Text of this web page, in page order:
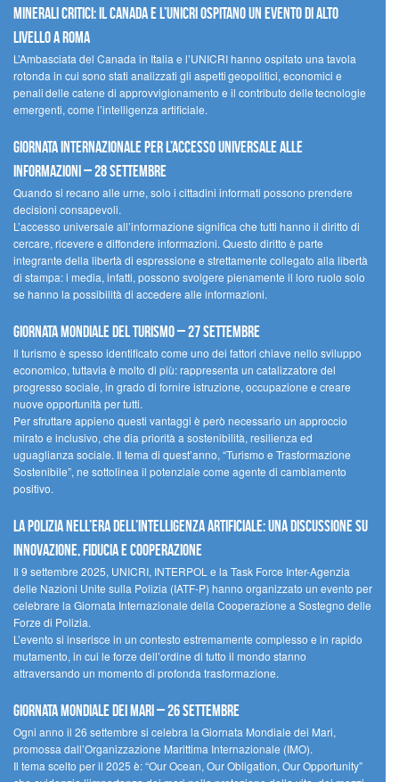
minerali critici: il Canada e l’UNICRI ospitano un evento di alto
livello a Roma
L’Ambasciata del Canada in Italia e l’UNICRI hanno ospitato una tavola
rotonda in cui sono stati analizzati gli aspetti geopolitici, economici e
penali delle catene di approvvigionamento e il contributo delle tecnologie
emergenti, come l’intelligenza artificiale.
Giornata internazionale per l’accesso universale alle
informazioni – 28 settembre
Quando si recano alle urne, solo i cittadini informati possono prendere
decisioni consapevoli.
L’accesso universale all’informazione significa che tutti hanno il diritto di
cercare, ricevere e diffondere informazioni. Questo diritto è parte
integrante della libertà di espressione e strettamente collegato alla libertà
di stampa: i media, infatti, possono svolgere pienamente il loro ruolo solo
se hanno la possibilità di accedere alle informazioni.
Giornata mondiale del turismo – 27 settembre
Il turismo è spesso identificato come uno dei fattori chiave nello sviluppo
economico, tuttavia è molto di più: rappresenta un catalizzatore del
progresso sociale, in grado di fornire istruzione, occupazione e creare
nuove opportunità per tutti.
Per sfruttare appieno questi vantaggi è però necessario un approccio
mirato e inclusivo, che dia priorità a sostenibilità, resilienza ed
uguaglianza sociale. Il tema di quest’anno, “Turismo e Trasformazione
Sostenibile”, ne sottolinea il potenziale come agente di cambiamento
positivo.
La polizia nell’era dell’Intelligenza Artificiale: una discussione su
innovazione, fiducia e cooperazione
Il 9 settembre 2025, UNICRI, INTERPOL e la Task Force Inter-Agenzia
delle Nazioni Unite sulla Polizia (IATF-P) hanno organizzato un evento per
celebrare la Giornata Internazionale della Cooperazione a Sostegno delle
Forze di Polizia.
L’evento si inserisce in un contesto estremamente complesso e in rapido
mutamento, in cui le forze dell’ordine di tutto il mondo stanno
attraversando un momento di profonda trasformazione.
Giornata Mondiale dei Mari – 26 settembre
Ogni anno il 26 settembre si celebra la Giornata Mondiale dei Mari,
promossa dall’Organizzazione Marittima Internazionale (IMO).
Il tema scelto per il 2025 è: “Our Ocean, Our Obligation, Our Opportunity”